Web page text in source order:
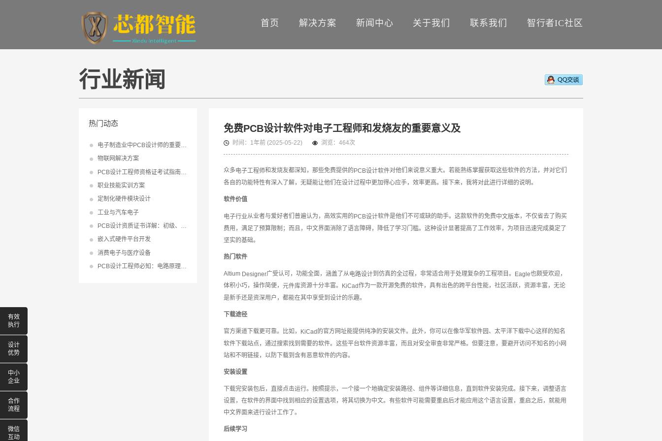
首页 解决方案 新闻中心 关于我们 联系我们 智行者IC社区
行业新闻
热门动态
电子制造业中PCB设计师的重要地位及职业前景介绍
物联网解决方案
职业技能实训方案
定制化硬件模块设计
工业与汽车电子
PCB设计资质证书详解：初级、中级、高级等级及其在
嵌入式硬件平台开发
消费电子与医疗设备
PCB设计工程师必知：电路原理基础与学习要点全解析
免费PCB设计软件对电子工程师和发烧友的重要意义及
时间： 1年前 (2025-05-22) 浏览： 464次
众多电子工程师和发烧友都深知，那些免费提供的PCB设计软件对他们来说意义重大。若能熟练掌握获取这些软件的方法，并对它们
各自的功能特性有深入了解，无疑能让他们在设计过程中更加得心应手，效率更高。接下来，我将对此进行详细的说明。
软件价值
电子行业从业者与爱好者们普遍认为，高效实用的PCB设计软件是他们不可或缺的助手。这款软件的免费中文版本，不仅省去了购买
费用，满足了预算限制；而且，中文界面消除了语言障碍，降低了学习门槛。这种设计显著提高了工作效率，为项目迅速完成奠定了
坚实的基础。
热门软件
Altium Designer广受认可，功能全面，涵盖了从电路设计到仿真的全过程，非常适合用于处理复杂的工程项目。 Eagle也颇受欢迎，
体积小巧，操作简便， 元件库资源十分丰富。 KiCad作为一款开源免费的软件，具有出色的跨平台性能，社区活跃，资源丰富，无论
是新手还是资深用户，都能在其中享受到设计的乐趣。
下载途径
官方渠道下载更可靠。比如， KiCad 的官方网址能提供纯净的安装文件。此外，你可以在像华军软件园、太平洋下载中心这样的知名
软件下载站点，通过搜索找到需要的软件。这些平台软件资源丰富，而且对安全审查非常严格。但要注意，要避开访问不知名的小网
站和不明链接，以防下载到含有恶意软件的内容。
安装设置
下载完安装包后，直接点击运行。按照提示，一个接一个地确定安装路径、组件等详细信息，直到软件安装完成。接下来，调整语言
设置，在软件的界面中找到相应的设置选项，将其切换为中文。有些软件可能需要重启后才能应用这个语言设置，重启之后，就能用
中文界面来进行设计工作了。
后续学习
有效
执行
设计
优势
中小
企业
合作
流程
微信
互动